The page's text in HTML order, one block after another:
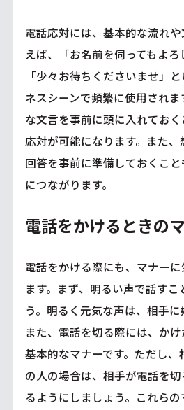
電話応対には、基本的な流れ
えば、「お名前を伺ってもよろ
「少々お待ちくださいませ」
ネスシーンで頻繁に使用され
な文言を事前に頭に入れてお
応対が可能になります。また
回答を事前に準備しておくこ
につながります。
電話をかけるときの
電話をかける際にも、マナー
ます。まず、明るい声で話すこ
う。明るく元気な声は、相手に
また、電話を切る際には、か
基本的なマナーです。ただし、
の人の場合は、相手が電話を
るようにしましょう。これら